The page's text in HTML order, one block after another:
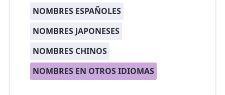
NOMBRES ESPAÑOLES
NOMBRES JAPONESES
NOMBRES CHINOS
NOMBRES EN OTROS IDIOMAS